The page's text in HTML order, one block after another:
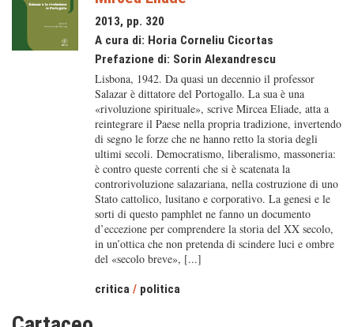
2013, pp. 320
A cura di: Horia Corneliu Cicortas
Prefazione di: Sorin Alexandrescu
Lisbona, 1942. Da quasi un decennio il professor
Salazar è dittatore del Portogallo. La sua è una
«rivoluzione spirituale», scrive Mircea Eliade, atta a
reintegrare il Paese nella propria tradizione, invertendo
di segno le forze che ne hanno retto la storia degli
ultimi secoli. Democratismo, liberalismo, massoneria:
è contro queste correnti che si è scatenata la
controrivoluzione salazariana, nella costruzione di uno
Stato cattolico, lusitano e corporativo. La genesi e le
sorti di questo pamphlet ne fanno un documento
d’eccezione per comprendere la storia del XX secolo,
in un’ottica che non pretenda di scindere luci e ombre
del «secolo breve», [...]
critica / politica